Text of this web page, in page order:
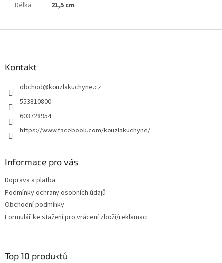
Délka: 21,5 cm
Kontakt
obchod@kouzlakuchyne.cz
553810800
603728954
https://www.facebook.com/kouzlakuchyne/
Informace pro vás
Doprava a platba
Podmínky ochrany osobních údajů
Obchodní podmínky
Formulář ke stažení pro vrácení zboží/reklamaci
Top 10 produktů